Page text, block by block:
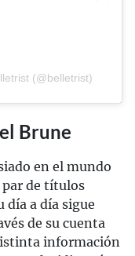
(@belletrist)
Brune
en el mundo
de títulos
día a día sigue
de su cuenta
información